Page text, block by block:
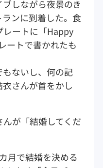
しながら夜景のき
ンに到着した。食
レートに「Happy
ートで書かれたも
もないし、何の記
さんが首をかし
が「結婚してくだ
月で結婚を決める